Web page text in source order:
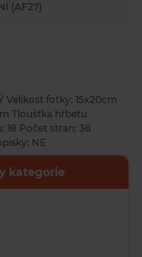
(AF27)
Velikost fotky: 15x20cm
Tloušťka hřbetu
18 Počet stran: 36
NE
kategorie